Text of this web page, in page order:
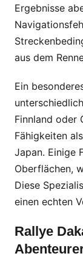
Ergebnisse
aus dem
Ein
Finnland oder
Fähigkeiten
Japan. Einige
Oberflächen,
Diese
einen echten
Rallye